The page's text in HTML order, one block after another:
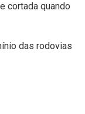
cortada quando
das rodovias